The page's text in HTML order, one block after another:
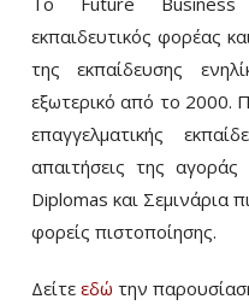
εκπαιδευτικός φορέας
της εκπαίδευσης
εξωτερικό από το 2000.
επαγγελματικής
απαιτήσεις της
Diplomas και Σεμινάρια
φορείς πιστοποίησης.
Δείτε εδώ την